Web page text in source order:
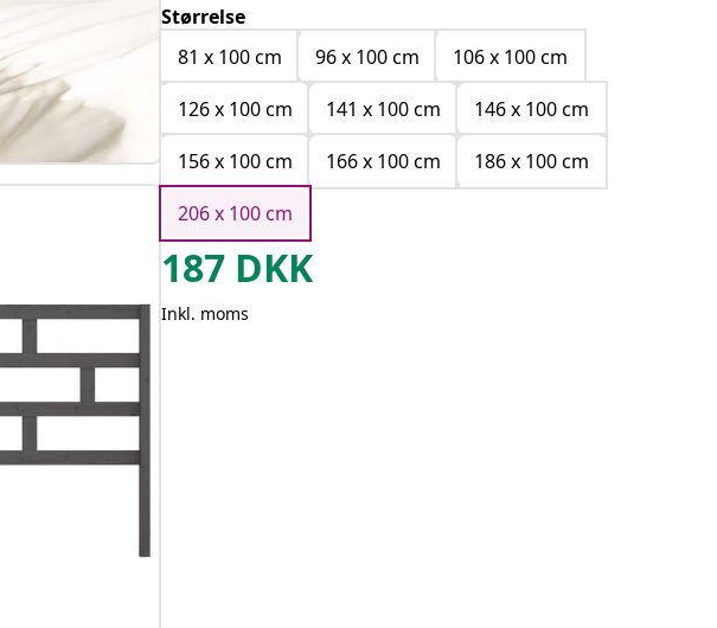
Størrelse
81 x 100 cm
96 x 100 cm
106 x 100 cm
126 x 100 cm
141 x 100 cm
146 x 100 cm
156 x 100 cm
166 x 100 cm
186 x 100 cm
206 x 100 cm
187 DKK
Inkl. moms